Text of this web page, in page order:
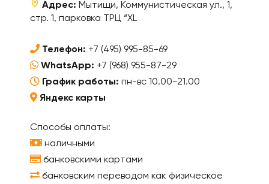
Адрес: Мытищи, Коммунистическая ул., 1,
стр. 1, парковка ТРЦ “XL
Телефон: +7 (495) 995-85-69
WhatsApp: +7 (968) 955-87-29
График работы: пн-вс 10.00-21.00
Яндекс карты
Способы оплаты:
наличными
банковскими картами
банковским переводом как физическое